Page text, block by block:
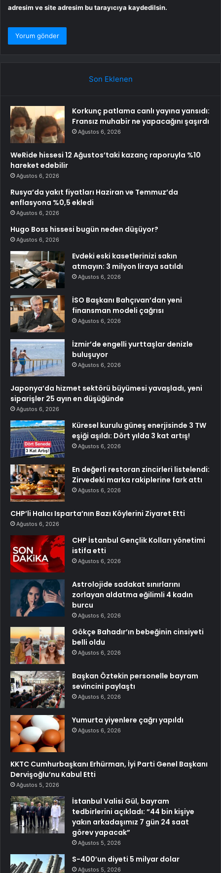
adresim ve site adresim bu tarayıcıya kaydedilsin.
Son Eklenen
Korkunç patlama canlı yayına yansıdı:
Fransız muhabir ne yapacağını şaşırdı
Ağustos 6, 2026
WeRide hissesi 12 Ağustos’taki kazanç raporuyla %10
hareket edebilir
Ağustos 6, 2026
Rusya’da yakıt fiyatları Haziran ve Temmuz’da
enflasyona %0,5 ekledi
Ağustos 6, 2026
Hugo Boss hissesi bugün neden düşüyor?
Ağustos 6, 2026
Evdeki eski kasetlerinizi sakın
atmayın: 3 milyon liraya satıldı
Ağustos 6, 2026
İSO Başkanı Bahçıvan’dan yeni
finansman modeli çağrısı
Ağustos 6, 2026
İzmir’de engelli yurttaşlar denizle
buluşuyor
Ağustos 6, 2026
Japonya’da hizmet sektörü büyümesi yavaşladı, yeni
siparişler 25 ayın en düşüğünde
Ağustos 6, 2026
Küresel kurulu güneş enerjisinde 3 TW
eşiği aşıldı: Dört yılda 3 kat artış!
Ağustos 6, 2026
En değerli restoran zincirleri listelendi:
Zirvedeki marka rakiplerine fark attı
Ağustos 6, 2026
CHP’li Halıcı Isparta’nın Bazı Köylerini Ziyaret Etti
Ağustos 6, 2026
CHP İstanbul Gençlik Kolları yönetimi
istifa etti
Ağustos 6, 2026
Astrolojide sadakat sınırlarını
zorlayan aldatma eğilimli 4 kadın
burcu
Ağustos 6, 2026
Gökçe Bahadır’ın bebeğinin cinsiyeti
belli oldu
Ağustos 6, 2026
Başkan Öztekin personelle bayram
sevincini paylaştı
Ağustos 6, 2026
Yumurta yiyenlere çağrı yapıldı
Ağustos 6, 2026
KKTC Cumhurbaşkanı Erhürman, İyi Parti Genel Başkanı
Dervişoğlu’nu Kabul Etti
Ağustos 5, 2026
İstanbul Valisi Gül, bayram
tedbirlerini açıkladı: “44 bin kişiye
yakın arkadaşımız 7 gün 24 saat
görev yapacak”
Ağustos 5, 2026
S-400’un diyeti 5 milyar dolar
Ağustos 5, 2026